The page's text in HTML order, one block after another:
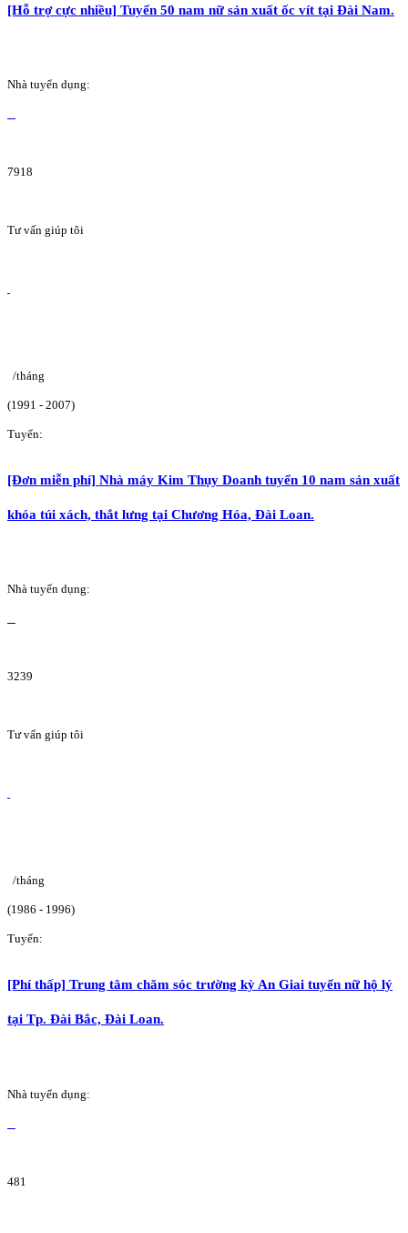
[Hỗ trợ cực nhiều] Tuyển 50 nam nữ sản xuất ốc vít tại Đài Nam.
Nhà tuyển dụng:
7918
Tư vấn giúp tôi
/tháng
(1991 - 2007)
Tuyển:
[Đơn miễn phí] Nhà máy Kim Thụy Doanh tuyển 10 nam sản xuất
khóa túi xách, thắt lưng tại Chương Hóa, Đài Loan.
Nhà tuyển dụng:
3239
Tư vấn giúp tôi
/tháng
(1986 - 1996)
Tuyển:
[Phí thấp] Trung tâm chăm sóc trường kỳ An Giai tuyển nữ hộ lý
tại Tp. Đài Bắc, Đài Loan.
Nhà tuyển dụng:
481